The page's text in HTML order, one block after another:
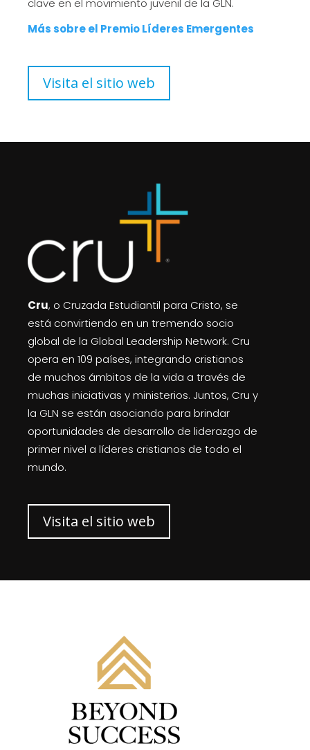
Más sobre el Premio Líderes Emergentes
Visita el sitio web
Cru, o Cruzada Estudiantil para Cristo, se
está convirtiendo en un tremendo socio
global de la Global Leadership Network. Cru
opera en 109 países, integrando cristianos
de muchos ámbitos de la vida a través de
muchas iniciativas y ministerios. Juntos, Cru y
la GLN se están asociando para brindar
oportunidades de desarrollo de liderazgo de
primer nivel a líderes cristianos de todo el
mundo.
Visita el sitio web